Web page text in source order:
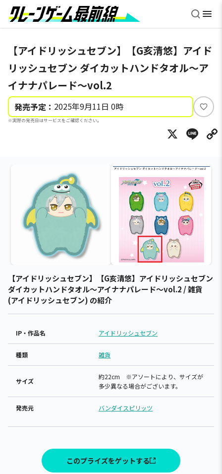
【アイドリッシュセブン】【G亥清悠】アイド
リッシュセブン ダイカットハンドタオル～ア
イナナパレード～vol.2
発売予定： 2025年9月11日 0時
※実際の発売日はサービスをご確認ください。
い
ね
X
【アイドリッシュセブン】【G亥清悠】アイドリッシュセブン
ダイカットハンドタオル～アイナナパレード～vol.2 / 雑貨
(アイドリッシュセブン) の紹介
IP・作品名 アイドリッシュセブン
種類 雑貨
サイズ
約22cm ※アソートにより、サイズが
多少異なる場合がございます。
発売元 バンダイスピリッツ
このプライズをゲットする